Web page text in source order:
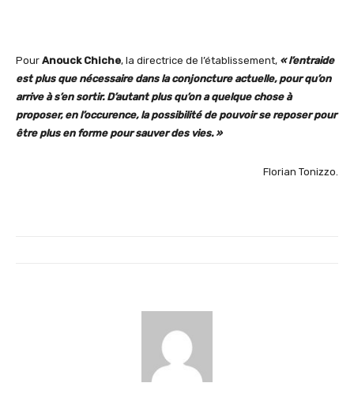
Pour Anouck Chiche, la directrice de l’établissement, « l’entraide
est plus que nécessaire dans la conjoncture actuelle, pour qu’on
arrive à s’en sortir. D’autant plus qu’on a quelque chose à
proposer, en l’occurence, la possibilité de pouvoir se reposer pour
être plus en forme pour sauver des vies. »
Florian Tonizzo.